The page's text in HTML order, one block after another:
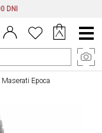
DNI
Menu
główne
Maserati Epoca